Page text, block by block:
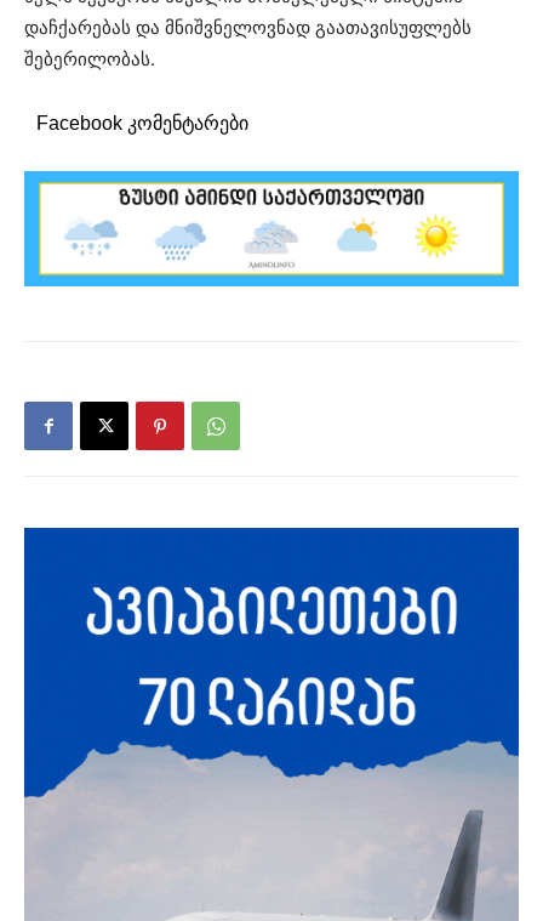
დაჩქარებას და მნიშვნელოვნად გაათავისუფლებს
შებერილობას.
Facebook კომენტარები